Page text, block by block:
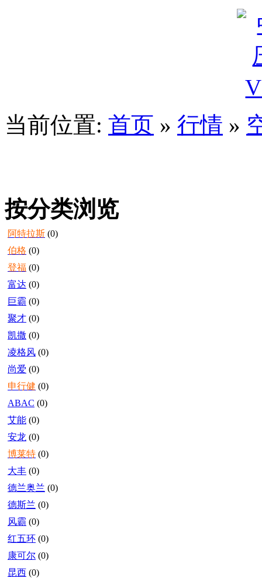
当前位置: 首页 » 行情 »
按分类浏览
阿特拉斯 (0)
伯格 (0)
登福 (0)
富达 (0)
巨霸 (0)
聚才 (0)
凯撒 (0)
凌格风 (0)
尚爱 (0)
申行健 (0)
ABAC (0)
艾能 (0)
安龙 (0)
博莱特 (0)
大丰 (0)
德兰奥兰 (0)
德斯兰 (0)
风霸 (0)
红五环 (0)
康可尔 (0)
昆西 (0)